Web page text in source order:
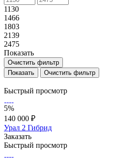
1130
1466
1803
2139
2475
Показать
Очистить фильтр
Очистить фильтр
Быстрый просмотр
5%
140 000 ₽
Урал 2 Гибрид
Заказать
Быстрый просмотр